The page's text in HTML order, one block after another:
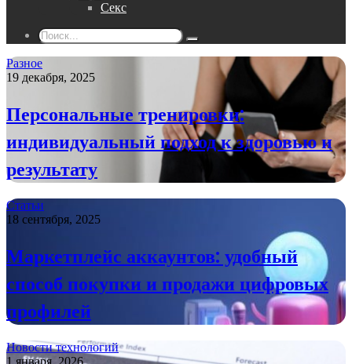
Секс
Поиск...
Разное
19 декабря, 2025
Персональные тренировки:
индивидуальный подход к здоровью и
результату
Статьи
18 сентября, 2025
Маркетплейс аккаунтов: удобный
способ покупки и продажи цифровых
профилей
Новости технологий
1 января, 2026